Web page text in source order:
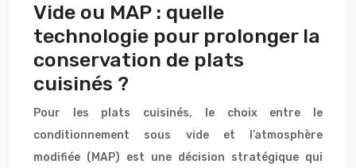
Vide ou MAP : quelle
technologie pour prolonger la
conservation de plats
cuisinés ?
Pour les plats cuisinés, le choix entre le
conditionnement sous vide et l’atmosphère
modifiée (MAP) est une décision stratégique qui